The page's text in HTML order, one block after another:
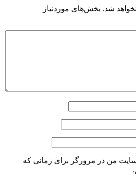
شد. بخش‌های موردنیاز
من در مرورگر برای زمانی که